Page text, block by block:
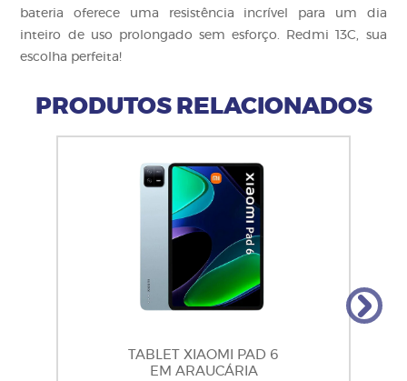
bateria oferece uma resistência incrível para um dia
inteiro de uso prolongado sem esforço. Redmi 13C, sua
escolha perfeita!
PRODUTOS RELACIONADOS
TABLET XIAOMI PAD 6
EM ARAUCÁRIA